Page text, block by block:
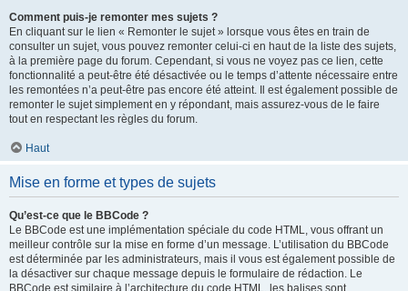
Comment puis-je remonter mes sujets ?
En cliquant sur le lien « Remonter le sujet » lorsque vous êtes en train de
consulter un sujet, vous pouvez remonter celui-ci en haut de la liste des sujets,
à la première page du forum. Cependant, si vous ne voyez pas ce lien, cette
fonctionnalité a peut-être été désactivée ou le temps d’attente nécessaire entre
les remontées n’a peut-être pas encore été atteint. Il est également possible de
remonter le sujet simplement en y répondant, mais assurez-vous de le faire
tout en respectant les règles du forum.
Haut
Mise en forme et types de sujets
Qu’est-ce que le BBCode ?
Le BBCode est une implémentation spéciale du code HTML, vous offrant un
meilleur contrôle sur la mise en forme d’un message. L’utilisation du BBCode
est déterminée par les administrateurs, mais il vous est également possible de
la désactiver sur chaque message depuis le formulaire de rédaction. Le
BBCode est similaire à l’architecture du code HTML, les balises sont